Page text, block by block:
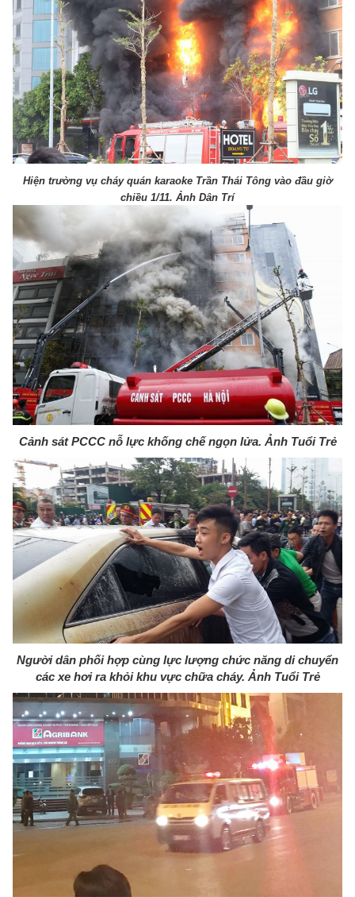
Hiện trường vụ cháy quán karaoke Trần Thái Tông vào đầu giờ
chiều 1/11. Ảnh Dân Trí
Cảnh sát PCCC nỗ lực khống chế ngọn lửa. Ảnh Tuổi Trẻ
Người dân phối hợp cùng lực lượng chức năng di chuyển
các xe hơi ra khỏi khu vực chữa cháy. Ảnh Tuổi Trẻ